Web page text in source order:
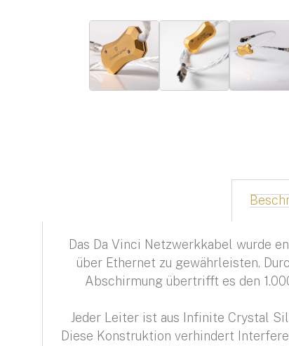
Das Da Vinci Netzwerkkabel wurde
über Ethernet zu gewährleisten.
Abschirmung übertrifft es den
Jeder Leiter ist aus Infinite Crystal
Diese Konstruktion verhindert